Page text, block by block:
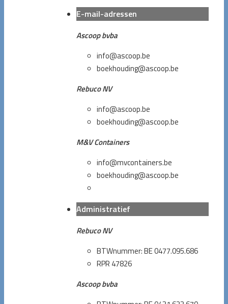
E-mail-adressen
Ascoop bvba
info@ascoop.be
boekhouding@ascoop.be
Rebuco NV
info@ascoop.be
boekhouding@ascoop.be
M&V Containers
info@mvcontainers.be
boekhouding@ascoop.be
Administratief
Rebuco NV
BTWnummer: BE 0477.095.686
RPR 47826
Ascoop bvba